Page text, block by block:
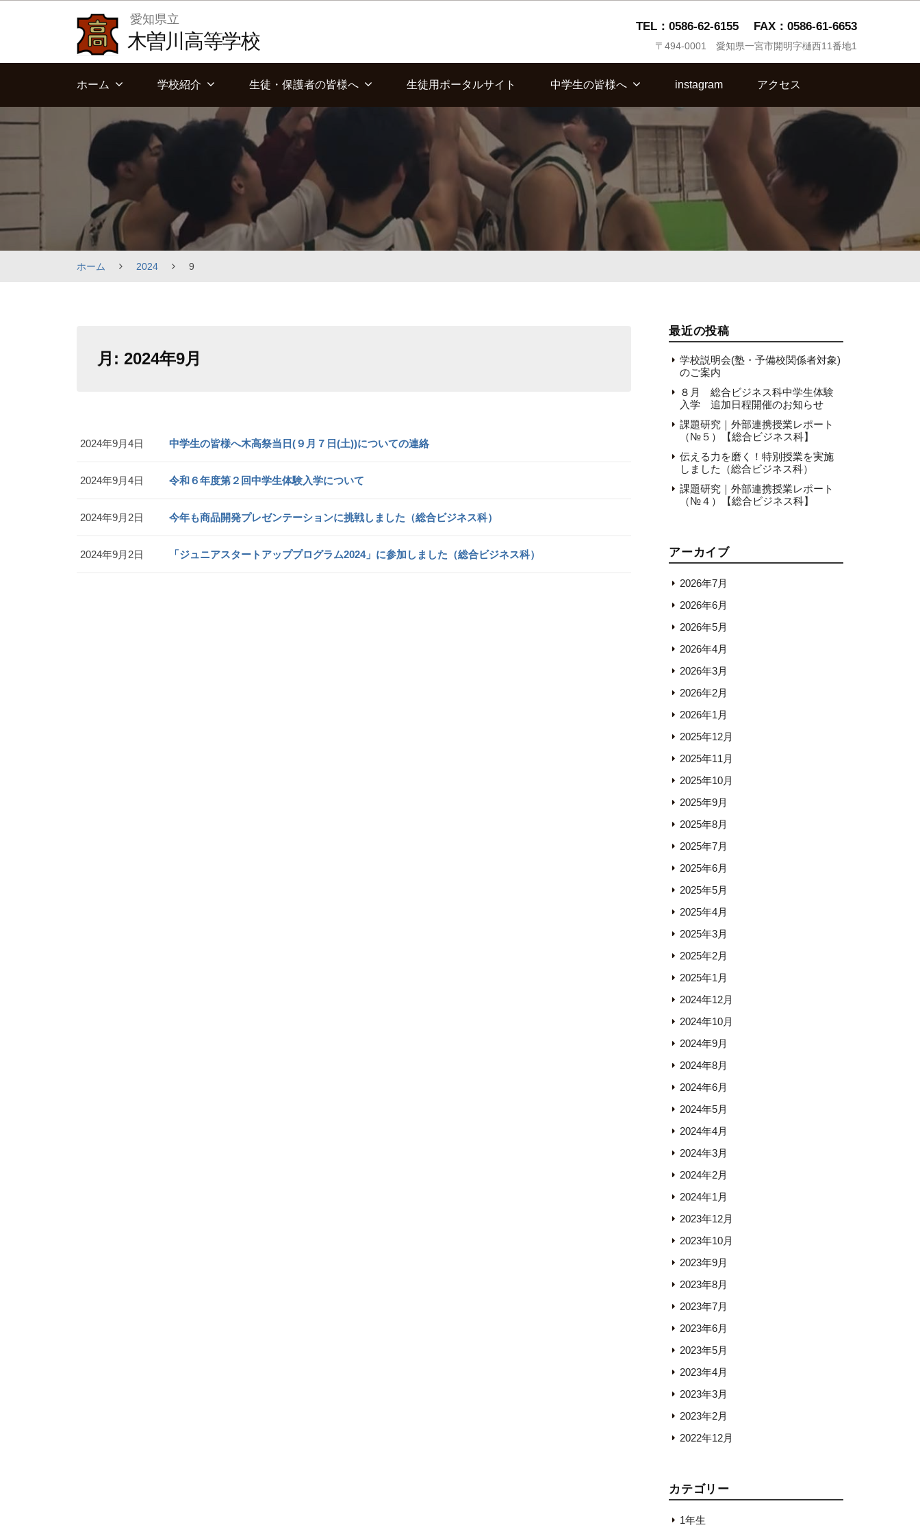
愛知県立
木曽川高等学校
TEL：0586-62-6155 FAX：0586-61-6653
〒494-0001 愛知県一宮市開明字樋西11番地1
ホーム 学校紹介 生徒・保護者の皆様へ 生徒用ポータルサイト 中学生の皆様へ instagram アクセス
ホーム 2024 9
月: 2024年9月
2024年9月4日 中学生の皆様へ木高祭当日(９月７日(土))についての連絡
2024年9月4日 令和６年度第２回中学生体験入学について
2024年9月2日 今年も商品開発プレゼンテーションに挑戦しました（総合ビジネス科）
2024年9月2日 「ジュニアスタートアッププログラム2024」に参加しました（総合ビジネス科）
最近の投稿
学校説明会(塾・予備校関係者対象)
のご案内
８月 総合ビジネス科中学生体験
入学 追加日程開催のお知らせ
課題研究｜外部連携授業レポート
（№５）【総合ビジネス科】
伝える力を磨く！特別授業を実施
しました（総合ビジネス科）
課題研究｜外部連携授業レポート
（№４）【総合ビジネス科】
アーカイブ
2026年7月
2026年6月
2026年5月
2026年4月
2026年3月
2026年2月
2026年1月
2025年12月
2025年11月
2025年10月
2025年9月
2025年8月
2025年7月
2025年6月
2025年5月
2025年4月
2025年3月
2025年2月
2025年1月
2024年12月
2024年10月
2024年9月
2024年8月
2024年6月
2024年5月
2024年4月
2024年3月
2024年2月
2024年1月
2023年12月
2023年10月
2023年9月
2023年8月
2023年7月
2023年6月
2023年5月
2023年4月
2023年3月
2023年2月
2022年12月
カテゴリー
1年生